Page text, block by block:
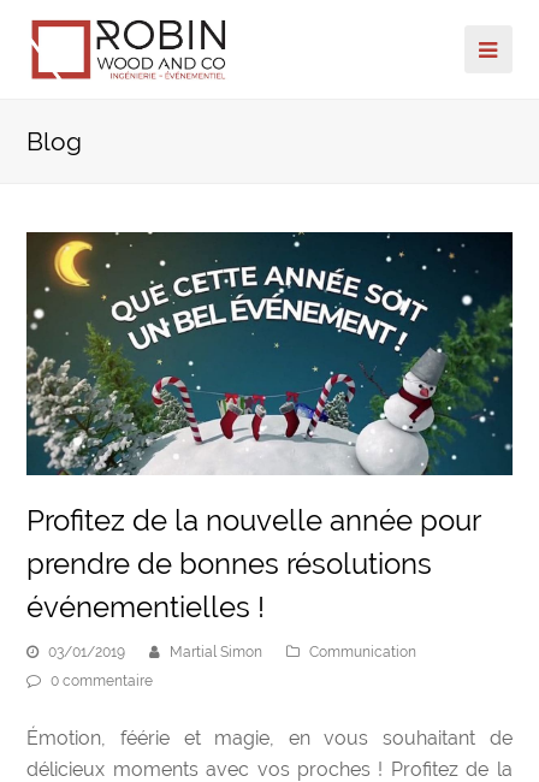
Blog
Profitez de la nouvelle année pour
prendre de bonnes résolutions
événementielles !
03/01/2019 Martial Simon
Communication
0 commentaire
Émotion, féérie et magie, en vous souhaitant de
délicieux moments avec vos proches ! Profitez de la